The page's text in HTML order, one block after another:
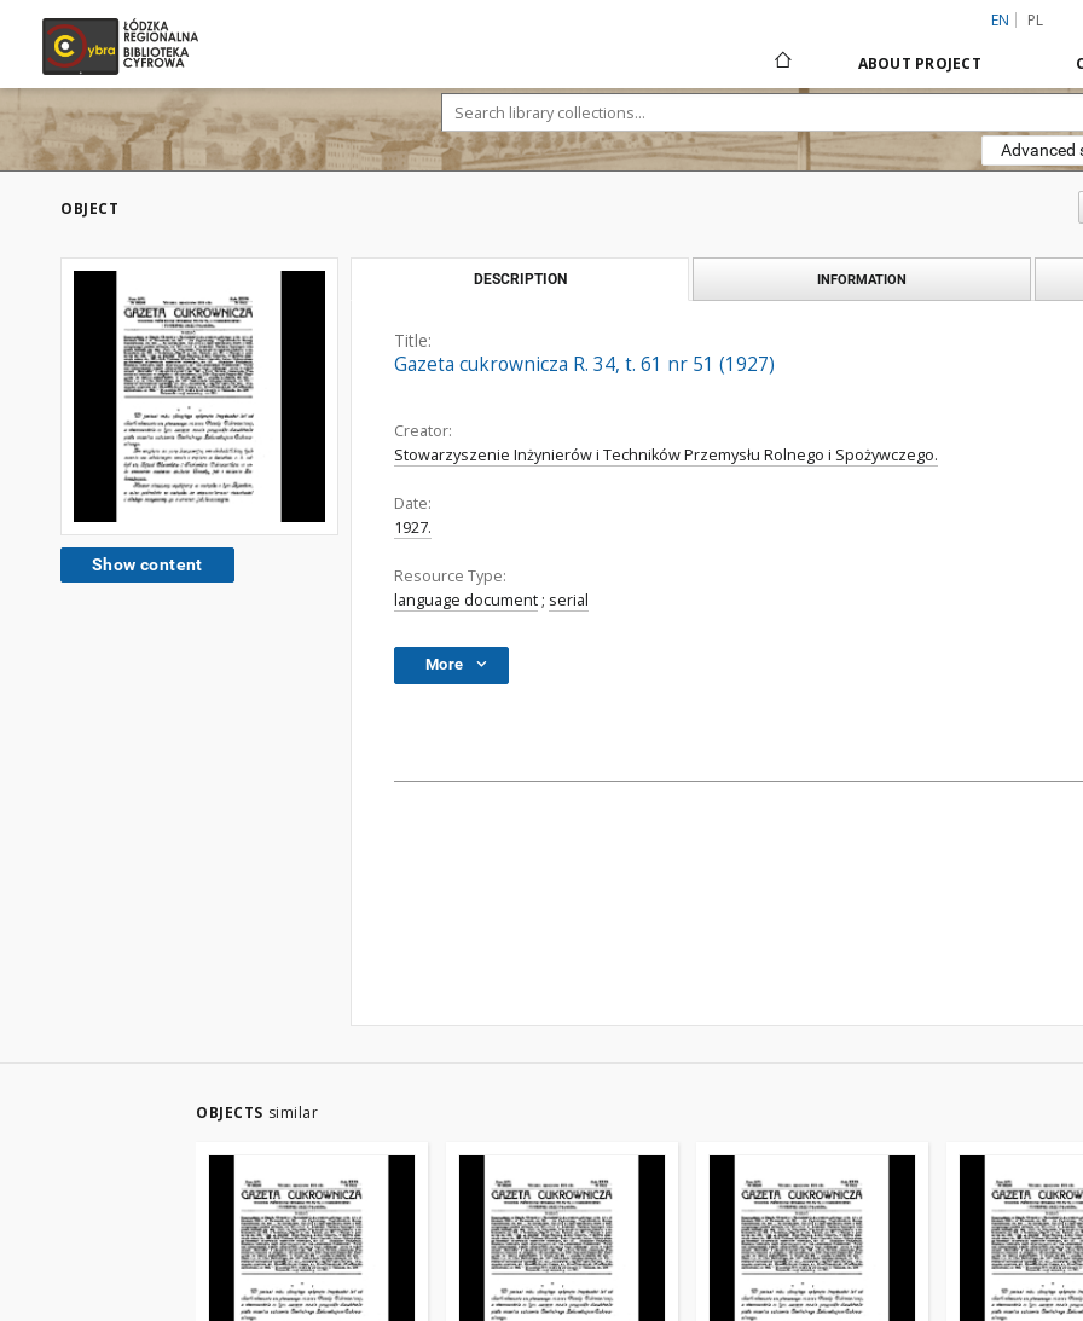
EN PL
ABOUT PROJECT
Advanced
OBJECT
Show content
DESCRIPTION INFORMATION
Title:
Gazeta cukrownicza R. 34, t. 61 nr 51 (1927)
Creator:
Stowarzyszenie Inżynierów i Techników Przemysłu Rolnego i Spożywczego.
Date:
1927.
Resource Type:
language document ; serial
More
OBJECTS similar